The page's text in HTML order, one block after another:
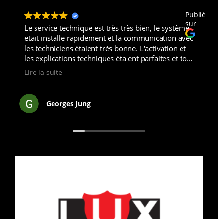
Le service technique est très très bien, le système
était installé rapidement et la communication avec
les techniciens étaient très bonne. L‘activation et
les explications techniques étaient parfaites et tout
fonctionne. Je ne peux que recommander les
Lire la suite
Publié
sur
Georges Jung